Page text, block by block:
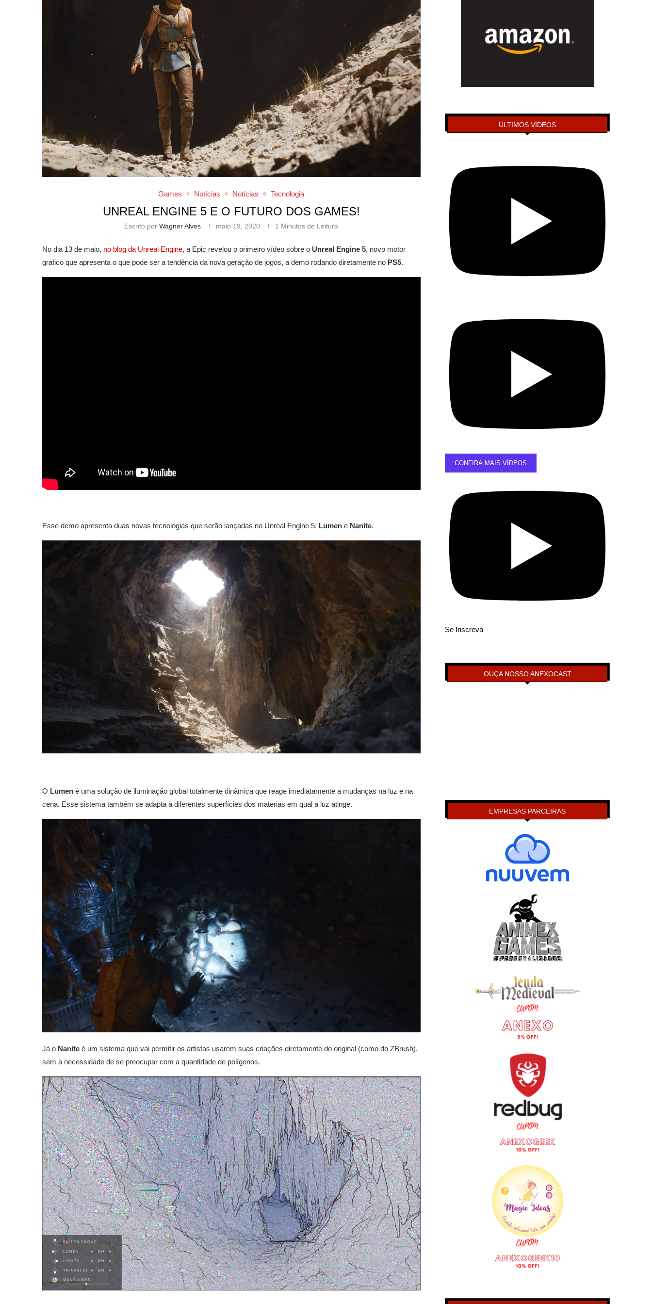
Games Notícias Notícias Tecnologia
UNREAL ENGINE 5 E O FUTURO DOS GAMES!
Escrito porWagner Alves maio 19, 2020 1 Minutos de Leitura
No dia 13 de maio, no blog da Unreal Engine, a Epic revelou o primeiro vídeo sobre o Unreal Engine 5, novo motor
gráfico que apresenta o que pode ser a tendência da nova geração de jogos, a demo rodando diretamente no PS5.
Esse demo apresenta duas novas tecnologias que serão lançadas no Unreal Engine 5: Lumen e Nanite.
O Lumen é uma solução de iluminação global totalmente dinâmica que reage imediatamente a mudanças na luz e na
cena. Esse sistema também se adapta à diferentes superfícies dos materias em qual a luz atinge.
Já o Nanite é um sistema que vai permitir os artistas usarem suas criações diretamente do original (como do ZBrush),
sem a necessidade de se preocupar com a quantidade de polígonos.
ÚLTIMOS VÍDEOS
CONFIRA MAIS VÍDEOS
Se Inscreva
OUÇA NOSSO ANEXOCAST
EMPRESAS PARCEIRAS